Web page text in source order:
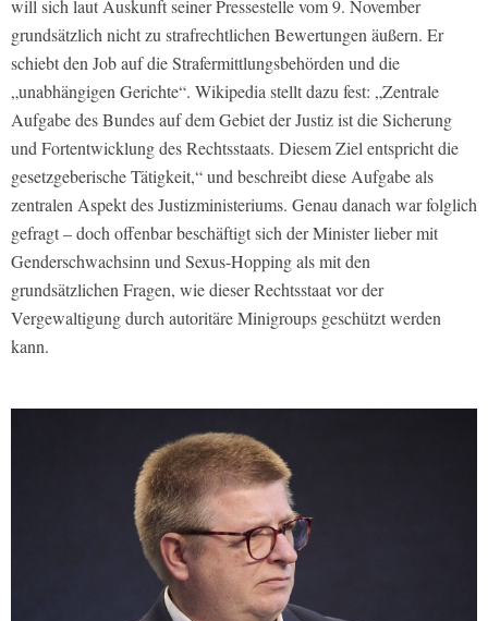
will sich laut Auskunft seiner Pressestelle vom 9. November
grundsätzlich nicht zu strafrechtlichen Bewertungen äußern. Er
schiebt den Job auf die Strafermittlungsbehörden und die
„unabhängigen Gerichte“. Wikipedia stellt dazu fest: „Zentrale
Aufgabe des Bundes auf dem Gebiet der Justiz ist die Sicherung
und Fortentwicklung des Rechtsstaats. Diesem Ziel entspricht die
gesetzgeberische Tätigkeit,“ und beschreibt diese Aufgabe als
zentralen Aspekt des Justizministeriums. Genau danach war folglich
gefragt – doch offenbar beschäftigt sich der Minister lieber mit
Genderschwachsinn und Sexus-Hopping als mit den
grundsätzlichen Fragen, wie dieser Rechtsstaat vor der
Vergewaltigung durch autoritäre Minigroups geschützt werden
kann.